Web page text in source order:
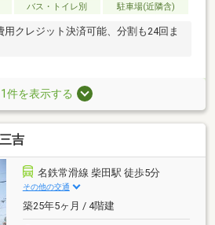
バス・トイレ別 駐車場(近隣含)
用クレジット決済可能、分割も24回ま
件を表示する
吉
名鉄常滑線 柴田駅 徒歩5分
その他の交通
築25年5ヶ月 / 4階建